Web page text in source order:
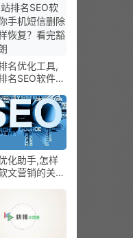
名优化工具,
名SEO软件教
？看完豁然开
化助手,怎样
文营销的关键